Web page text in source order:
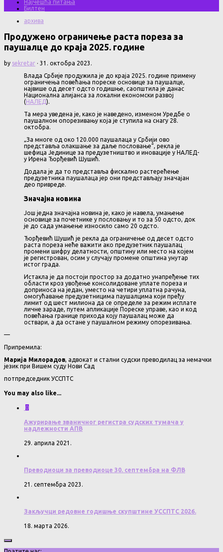
Најчешћа питања
Билтен
архива
Продужено ограничење раста пореза за
паушалце до краја 2025. године
by sekretar · 31. октобра 2023.
Влада Србије продужила је до краја 2025. године примену
ограничења повећања пореске основице за паушалце,
највише од десет одсто годишње, саопштила је данас
Национална алијанса за локални економски развој
(НАЛЕД).
Та мера уведена је, како је наведено, изменом Уредбе о
паушалном опорезивању која је ступила на снагу 28.
октобра.
„За многе од око 120.000 паушалаца у Србији ово
представља олакшање за даље пословање“, рекла је
шефица Јединице за предузетништво и иновације у НАЛЕД-
у Ирена Ђорђевић Шушић.
Додала је да то представља фискално растерећење
предузетника паушалаца јер они представљају значајан
део привреде.
Значајна новина
Још једна значајна новина је, како је навела, умањење
основице за почетнике у пословању и то за 50 одсто, док
је до сада умањење износило само 20 одсто.
Ђорђевић Шушић је рекла да ограничење од десет одсто
раста пореза неће важити ако предузетник паушалац
промени шифру делатности, општину или место на којем
је регистрован, осим у случају промене општина унутар
истог града.
Истакла је да постоји простор за додатно унапређење тих
области кроз увођење консолидоване уплате пореза и
доприноса на један, уместо на четири уплатна рачуна,
омогућавање предузетницима паушалцима који пређу
лимит од шест милиона да се определе за режим исплате
личне зараде, путем апликације Пореске управе, као и код
повећања границе прихода коју паушалац може да
оствари, а да остане у паушалном режиму опорезивања.
—
Припремила:
Марија Милорадов, адвокат и стални судски преводилац за немачки
језик при Вишем суду Нови Сад
потпредседник УССПТС
You may also like...
0
Ажурирање званичног регистра судских тумача у
надлежности АПВ
29. априла 2021.
Преводиоци за преводиоце 30. септембра на ФЛВ
21. септембра 2023.
Закључци редовне годишње скупштине УССПТС 2026.
18. марта 2026.